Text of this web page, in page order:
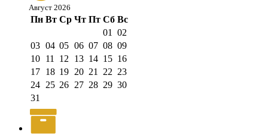
Август 2026
Пн Вт Ср Чт Пт Сб Вс
01
02
03 04 05 06 07 08 09
10 11 12 13 14 15 16
17 18 19 20 21 22 23
24 25 26 27 28 29 30
31